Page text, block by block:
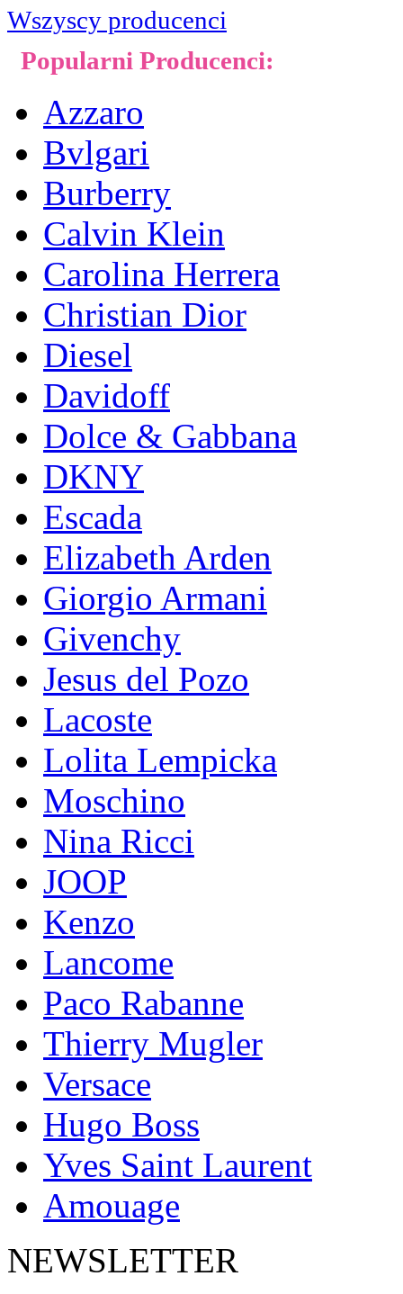
Wszyscy producenci
Popularni Producenci:
Azzaro
Bvlgari
Burberry
Calvin Klein
Carolina Herrera
Christian Dior
Diesel
Davidoff
Dolce & Gabbana
DKNY
Escada
Elizabeth Arden
Giorgio Armani
Givenchy
Jesus del Pozo
Lacoste
Lolita Lempicka
Moschino
Nina Ricci
JOOP
Kenzo
Lancome
Paco Rabanne
Thierry Mugler
Versace
Hugo Boss
Yves Saint Laurent
Amouage
NEWSLETTER